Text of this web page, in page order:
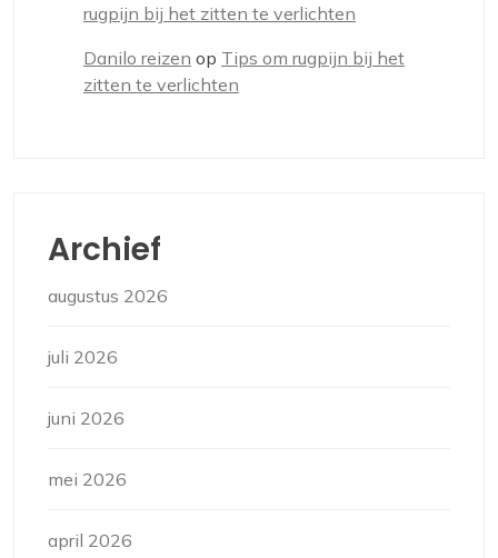
rugpijn bij het zitten te verlichten
Danilo reizen op Tips om rugpijn bij het
zitten te verlichten
Archief
augustus 2026
juli 2026
juni 2026
mei 2026
april 2026